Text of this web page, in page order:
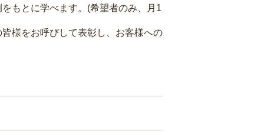
もとに学べます。(希望者のみ、月1
様をお呼びして表彰し、お客様への